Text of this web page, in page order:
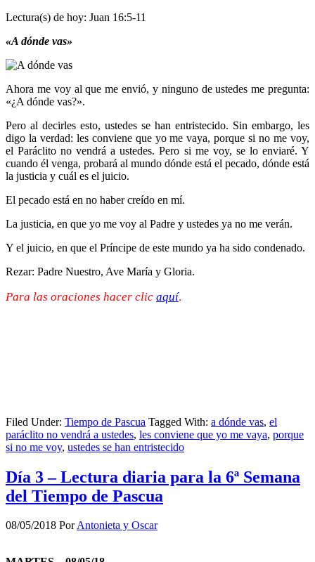
Lectura(s) de hoy: Juan 16:5-11
«A dónde vas»
Ahora me voy al que me envió, y ninguno de ustedes me pregunta:
«¿A dónde vas?».
Pero al decirles esto, ustedes se han entristecido. Sin embargo, les
digo la verdad: les conviene que yo me vaya, porque si no me voy,
el Paráclito no vendrá a ustedes. Pero si me voy, se lo enviaré. Y
cuando él venga, probará al mundo dónde está el pecado, dónde está
la justicia y cuál es el juicio.
El pecado está en no haber creído en mí.
La justicia, en que yo me voy al Padre y ustedes ya no me verán.
Y el juicio, en que el Príncipe de este mundo ya ha sido condenado.
Rezar: Padre Nuestro, Ave María y Gloria.
Para las oraciones hacer clic aquí.
Filed Under: Tiempo de Pascua Tagged With: a dónde vas, el
paráclito no vendrá a ustedes, les conviene que yo me vaya, porque
si no me voy, ustedes se han entristecido
Día 3 – Lectura diaria para la 6ª Semana
del Tiempo de Pascua
08/05/2018 PorAntonieta y Oscar